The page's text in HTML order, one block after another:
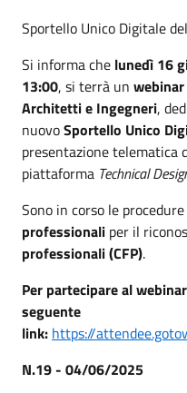
Sportello Unico Digitale
Si informa che lunedì 16
13:00, si terrà un
Architetti e Ingegneri,
nuovoSportello Unico
presentazione telematica
piattaforma Technical
Sono in corso le
professionali per il
professionali (CFP).
Per partecipare al
seguente
link: https://
N.19 - 04/06/2025